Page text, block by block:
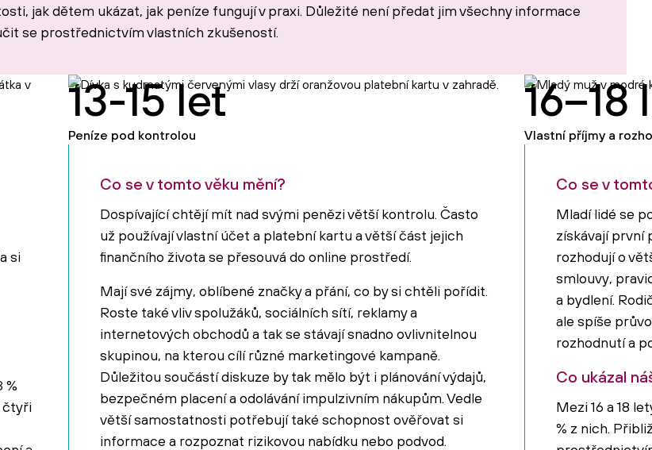
jak dětem ukázat, jak peníze fungují v praxi. Důležité není předat jim všechny informace
se prostřednictvím vlastních zkušeností.
si
%
čtyři
13-15 let
Peníze pod kontrolou
Co se v tomto věku mění?
Dospívající chtějí mít nad svými penězi větší kontrolu. Často
už používají vlastní účet a platební kartu a větší část jejich
finančního života se přesouvá do online prostředí.
Mají své zájmy, oblíbené značky a přání, co by si chtěli pořídit.
Roste také vliv spolužáků, sociálních sítí, reklamy a
internetových obchodů a tak se stávají snadno ovlivnitelnou
skupinou, na kterou cílí různé marketingové kampaně.
Důležitou součástí diskuze by tak mělo být i plánování výdajů,
bezpečném placení a odolávání impulzivním nákupům. Vedle
větší samostatnosti potřebují také schopnost ověřovat si
informace a rozpoznat rizikovou nabídku nebo podvod.
16–18
Vlastní příjmy a
Co se v
Mladí lidé se
získávají první
rozhodují o
smlouvy,
a bydlení.
ale spíše
rozhodnutí a
Co ukázal
Mezi 16 a 18
% z nich.